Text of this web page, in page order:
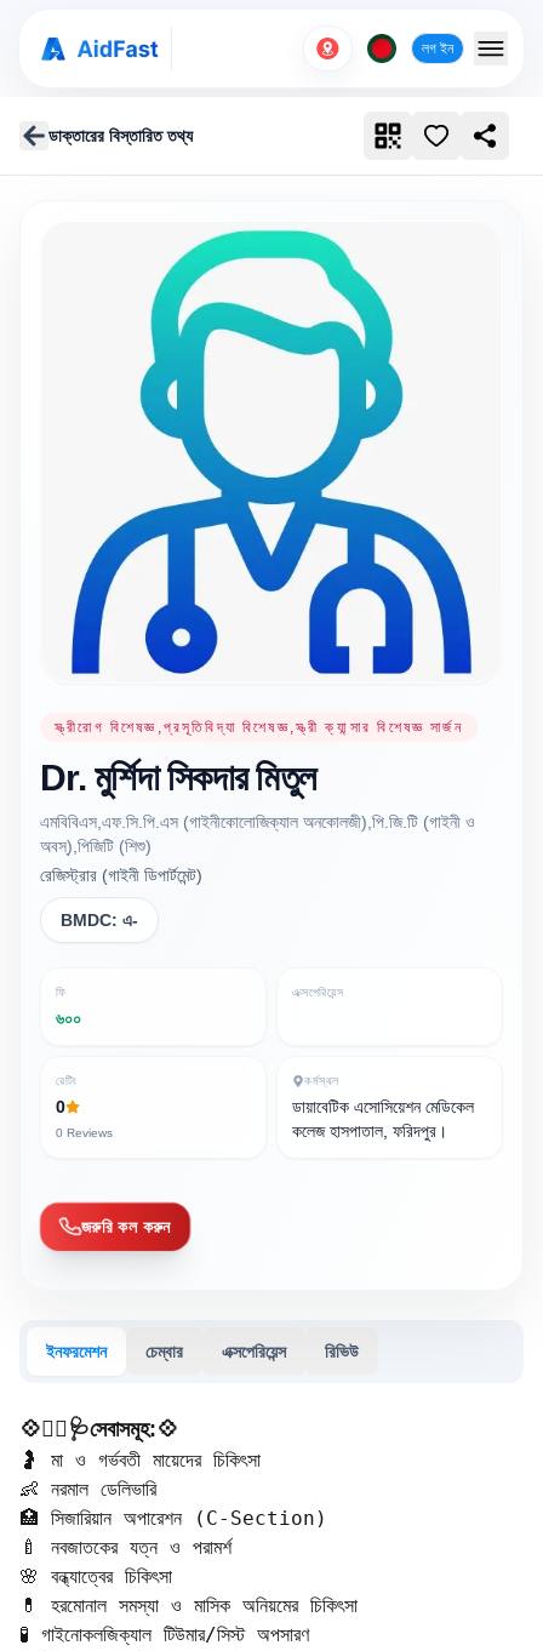
লগ ইন
ডাক্তারের বিস্তারিত তথ্য
স্ত্রীরোগ বিশেষজ্ঞ,প্রসূতিবিদ্যা বিশেষজ্ঞ,স্ত্রী ক্যান্সার বিশেষজ্ঞ সার্জন
Dr. মুর্শিদা সিকদার মিতুল
এমবিবিএস,এফ.সি.পি.এস (গাইনীকোলোজিক্যাল অনকোলজী),পি.জি.টি (গাইনী ও
অবস্),পিজিটি (শিশু)
রেজিস্ট্রার (গাইনী ডিপার্টমেন্ট)
BMDC: এ-
ফি
৬০০
এক্সপেরিয়েন্স
রেটিং
0
0 Reviews
কর্মস্থল
ডায়াবেটিক এসোসিয়েশন মেডিকেল
কলেজ হাসপাতাল, ফরিদপুর।
জরুরি কল করুন
ইনফরমেশন চেম্বার এক্সপেরিয়েন্স রিভিউ
💠🧑‍⚕️🩺সেবাসমূহ:💠
🤰 মা ও গর্ভবতী মায়েদের চিকিৎসা
👶 নরমাল ডেলিভারি
🏥 সিজারিয়ান অপারেশন (C-Section)
🍼 নবজাতকের যত্ন ও পরামর্শ
🌸 বন্ধ্যাত্বের চিকিৎসা
💊 হরমোনাল সমস্যা ও মাসিক অনিয়মের চিকিৎসা
🧪 গাইনোকলজিক্যাল টিউমার/সিস্ট অপসারণ